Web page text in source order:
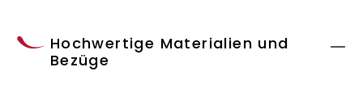
Hochwertige Materialien und
Bezüge